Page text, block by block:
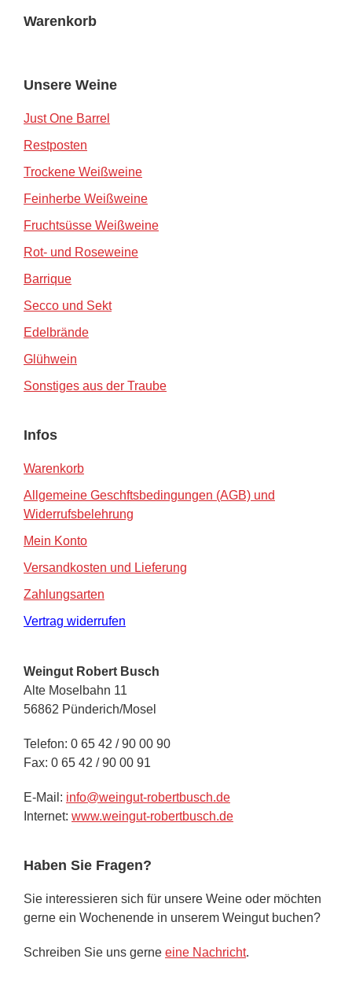
Warenkorb
Unsere Weine
Just One Barrel
Restposten
Trockene Weißweine
Feinherbe Weißweine
Fruchtsüsse Weißweine
Rot- und Roseweine
Barrique
Secco und Sekt
Edelbrände
Glühwein
Sonstiges aus der Traube
Infos
Warenkorb
Allgemeine Geschftsbedingungen (AGB) und
Widerrufsbelehrung
Mein Konto
Versandkosten und Lieferung
Zahlungsarten
Vertrag widerrufen
Weingut Robert Busch
Alte Moselbahn 11
56862 Pünderich/Mosel
Telefon: 0 65 42 / 90 00 90
Fax: 0 65 42 / 90 00 91
E-Mail: info@weingut-robertbusch.de
Internet: www.weingut-robertbusch.de‎
Haben Sie Fragen?
Sie interessieren sich für unsere Weine oder möchten
gerne ein Wochenende in unserem Weingut buchen?
Schreiben Sie uns gerne eine Nachricht.